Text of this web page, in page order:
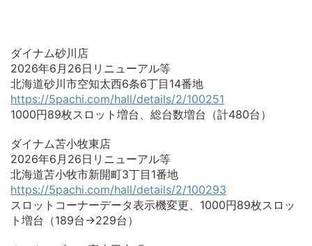
ダイナム砂川店
2026年6月26日リニューアル等
北海道砂川市空知太西6条6丁目14番地
https://5pachi.com/hall/details/2/100251
1000円89枚スロット増台、総台数増台（計480台）
ダイナム苫小牧東店
2026年6月26日リニューアル等
北海道苫小牧市新開町3丁目1番地
https://5pachi.com/hall/details/2/100293
スロットコーナーデータ表示機変更、1000円89枚スロッ
ト増台（189台→229台）